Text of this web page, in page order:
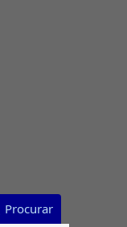
Procurar